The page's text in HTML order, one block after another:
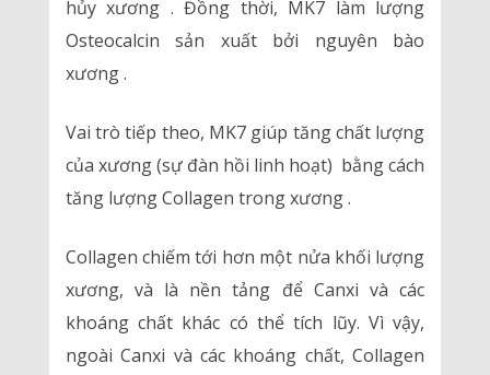
hủy xương . Đồng thời, MK7 làm lượng
Osteocalcin sản xuất bởi nguyên bào
xương .
Vai trò tiếp theo, MK7 giúp tăng chất lượng
của xương (sự đàn hồi linh hoạt) bằng cách
tăng lượng Collagen trong xương .
Collagen chiếm tới hơn một nửa khối lượng
xương, và là nền tảng để Canxi và các
khoáng chất khác có thể tích lũy. Vì vậy,
ngoài Canxi và các khoáng chất, Collagen